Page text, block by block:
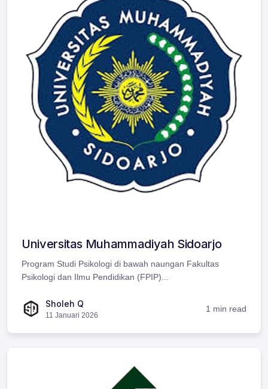
Universitas Muhammadiyah Sidoarjo
Program Studi Psikologi di bawah naungan Fakultas
Psikologi dan Ilmu Pendidikan (FPIP)...
Sholeh Q
11 Januari 2026
1 min read